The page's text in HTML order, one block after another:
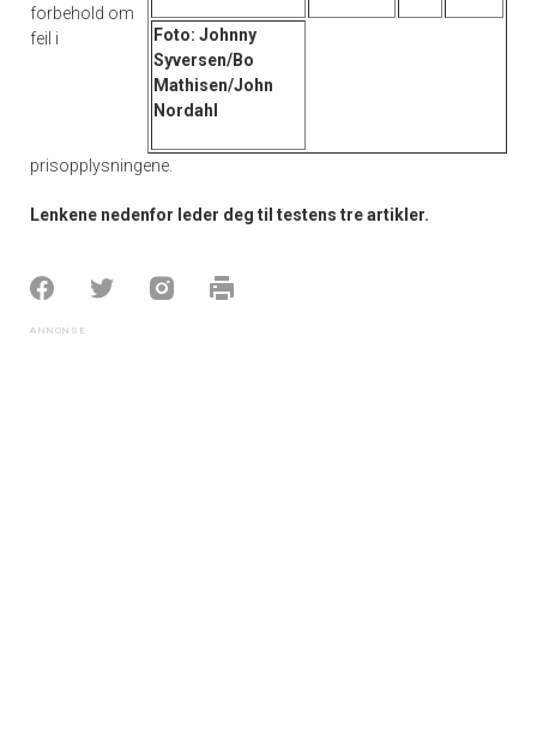
Foto: Johnny
Syversen/Bo
Mathisen/John
Nordahl
forbehold om
feil i
prisopplysningene.
Lenkene nedenfor leder deg til testens tre artikler.